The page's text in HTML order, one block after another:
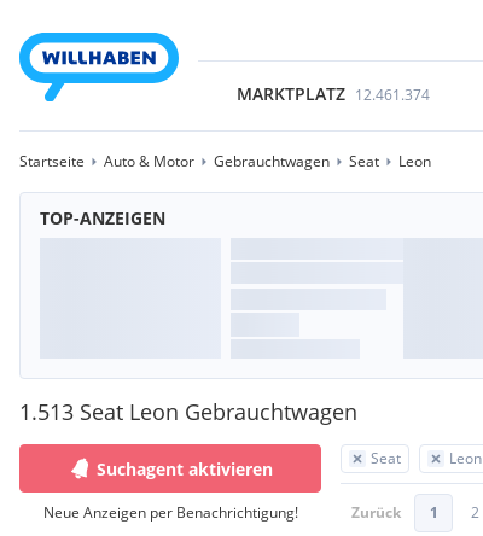
MARKTPLATZ 12.461.374
Startseite Auto & Motor Gebrauchtwagen Seat Leon
TOP-ANZEIGEN
1.513 Seat Leon Gebrauchtwagen
Seat Leon
Zurück 1 2
Suchagent aktivieren
Neue Anzeigen per Benachrichtigung!